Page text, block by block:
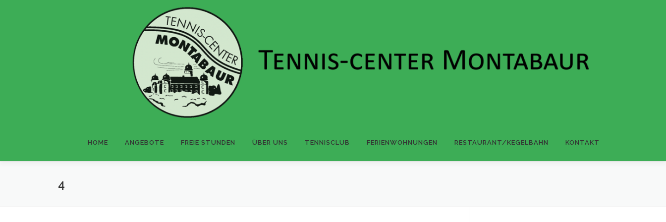
HOME ANGEBOTE FREIE STUNDEN ÜBER UNS TENNISCLUB FERIENWOHNUNGEN RESTAURANT/KEGELBAHN KONTAKT
4